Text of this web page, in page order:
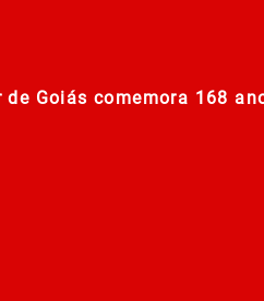
Goiás comemora 168
de Multivacinação já
Mutirão de ações
de Lula à